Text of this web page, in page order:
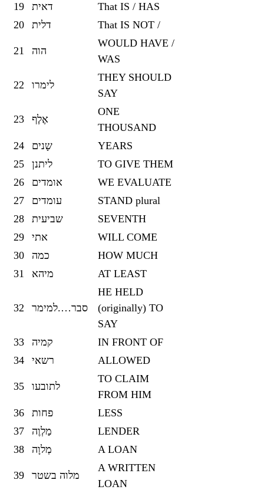
19
דאית
That IS / HAS
20
דלית That IS NOT /
21 הוה
WOULD HAVE /
WAS
22 לימרו
THEY SHOULD
SAY
23 אֶלֶף
ONE
THOUSAND
24
שָנים
YEARS
25
ליתנן
TO GIVE THEM
26
אומדים
WE EVALUATE
27
עומדים
STAND plural
28
שביעית
SEVENTH
29
אתי
WILL COME
30
כמה
HOW MUCH
31
מיהא AT LEAST
32 סבר….למימר
HE HELD
(originally) TO
SAY
33
קמיה
IN FRONT OF
34
רשאי ALLOWED
35 לתובעו
TO CLAIM
FROM HIM
36
פחות
LESS
37
מַלְוֶה
LENDER
38
מְלוָה A LOAN
39 מלוה בשטר
A WRITTEN
LOAN